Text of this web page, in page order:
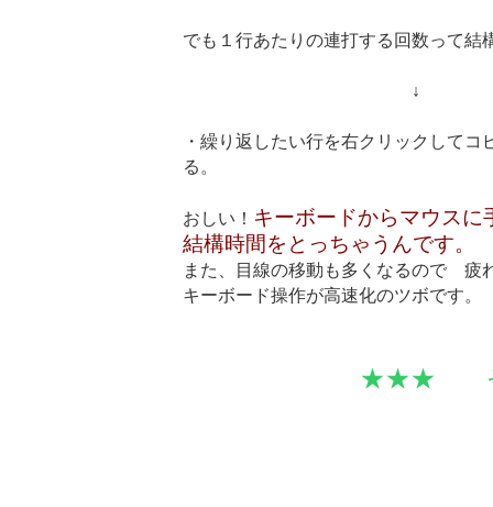
でも１行あたりの連打する回数って結
↓
・繰り返したい行を右クリックしてコ
る。
おしい！ キーボードからマウスに
結構時間をとっちゃうんです。
また、目線の移動も多くなるので 疲
キーボード操作が高速化のツボです。
★★★ そこで